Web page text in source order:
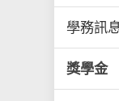
學務訊
獎學金